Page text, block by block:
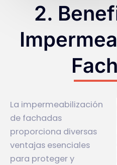
2.
La impermeabilización
de fachadas
proporciona diversas
ventajas esenciales
para proteger y